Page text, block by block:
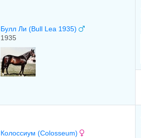
Булл Ли (Bull Lea 1935)
1935
Колоссиум (Colosseum)